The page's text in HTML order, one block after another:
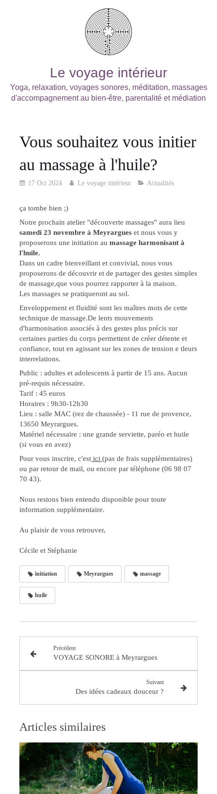
Le voyage intérieur
Yoga, relaxation, voyages sonores, méditation, massages
d'accompagnement au bien-être, parentalité et médiation
Vous souhaitez vous initier
au massage à l'huile?
17 Oct 2024 Le voyage intérieur Actualités
ça tombe bien ;)
Notre prochain atelier "découverte massages" aura lieu
samedi 23 novembre à Meyrargues et nous vous y
proposerons une initiation au massage harmonisant à
l'huile.
Dans un cadre bienveillant et convivial, nous vous
proposerons de découvrir et de partager des gestes simples
de massage,que vous pourrez rapporter à la maison.
Les massages se pratiqueront au sol.
Enveloppement et fluidité sont les maîtres mots de cette
technique de massage.De lents mouvements
d'harmonisation associés à des gestes plus précis sur
certaines parties du corps permettent de créer détente et
confiance, tout en agissant sur les zones de tension e tleurs
interrelations.
Public : adultes et adolescents à partir de 15 ans. Aucun
pré-requis nécessaire.
Tarif : 45 euros
Horaires : 9h30-12h30
Lieu : salle MAC (rez de chaussée) - 11 rue de provence,
13650 Meyrargues.
Matériel nécessaire : une grande serviette, paréo et huile
(si vous en avez)
Pour vous inscrire, c'est ici (pas de frais supplémentaires)
ou par retour de mail, ou encore par téléphone (06 98 07
70 43).
Nous restons bien entendu disponible pour toute
information supplémentaire.
Au plaisir de vous retrouver,
Cécile et Stéphanie
initiation Meyrargues massage
huile
Précédent
VOYAGE SONORE à Meyrargues
Suivant
Des idées cadeaux douceur ?
Articles similaires